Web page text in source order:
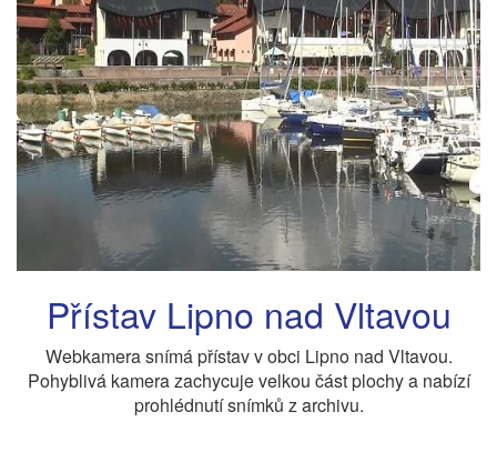
Přístav Lipno nad Vltavou
Webkamera snímá přístav v obci Lipno nad Vltavou.
Pohyblivá kamera zachycuje velkou část plochy a nabízí
prohlédnutí snímků z archivu.